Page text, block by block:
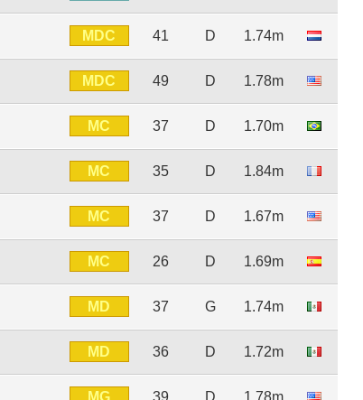
MDC 41 D 1.74m
MDC 49 D 1.78m
MC 37 D 1.70m
MC 35 D 1.84m
MC 37 D 1.67m
MC 26 D 1.69m
MD 37 G 1.74m
MD 36 D 1.72m
MG